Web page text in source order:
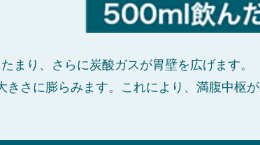
まり、さらに炭酸ガスが胃壁を広げます。
さに膨らみます。これにより、満腹中枢